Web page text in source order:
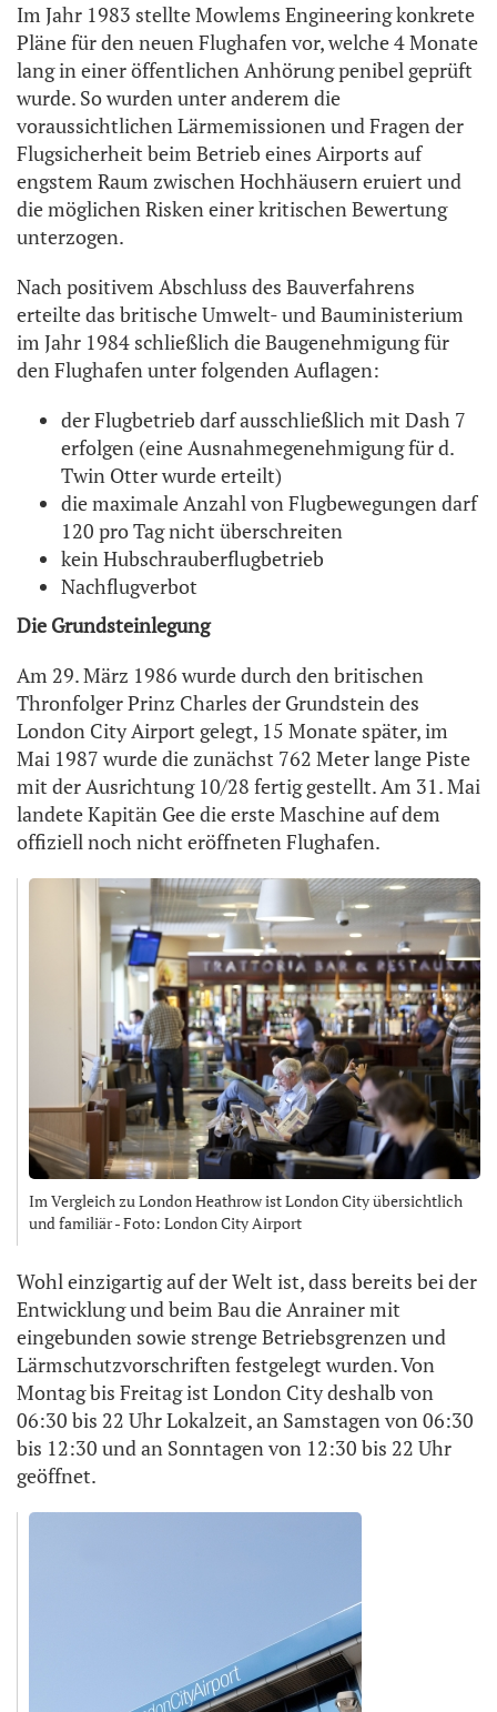
Im Jahr 1983 stellte Mowlems Engineering konkrete
Pläne für den neuen Flughafen vor, welche 4 Monate
lang in einer öffentlichen Anhörung penibel geprüft
wurde. So wurden unter anderem die
voraussichtlichen Lärmemissionen und Fragen der
Flugsicherheit beim Betrieb eines Airports auf
engstem Raum zwischen Hochhäusern eruiert und
die möglichen Risken einer kritischen Bewertung
unterzogen.
Nach positivem Abschluss des Bauverfahrens
erteilte das britische Umwelt- und Bauministerium
im Jahr 1984 schließlich die Baugenehmigung für
den Flughafen unter folgenden Auflagen:
der Flugbetrieb darf ausschließlich mit Dash 7
erfolgen (eine Ausnahmegenehmigung für d.
Twin Otter wurde erteilt)
die maximale Anzahl von Flugbewegungen darf
120 pro Tag nicht überschreiten
kein Hubschrauberflugbetrieb
Nachflugverbot
Die Grundsteinlegung
Am 29. März 1986 wurde durch den britischen
Thronfolger Prinz Charles der Grundstein des
London City Airport gelegt, 15 Monate später, im
Mai 1987 wurde die zunächst 762 Meter lange Piste
mit der Ausrichtung 10/28 fertig gestellt. Am 31. Mai
landete Kapitän Gee die erste Maschine auf dem
offiziell noch nicht eröffneten Flughafen.
Im Vergleich zu London Heathrow ist London City übersichtlich
und familiär - Foto: London City Airport
Wohl einzigartig auf der Welt ist, dass bereits bei der
Entwicklung und beim Bau die Anrainer mit
eingebunden sowie strenge Betriebsgrenzen und
Lärmschutzvorschriften festgelegt wurden. Von
Montag bis Freitag ist London City deshalb von
06:30 bis 22 Uhr Lokalzeit, an Samstagen von 06:30
bis 12:30 und an Sonntagen von 12:30 bis 22 Uhr
geöffnet.